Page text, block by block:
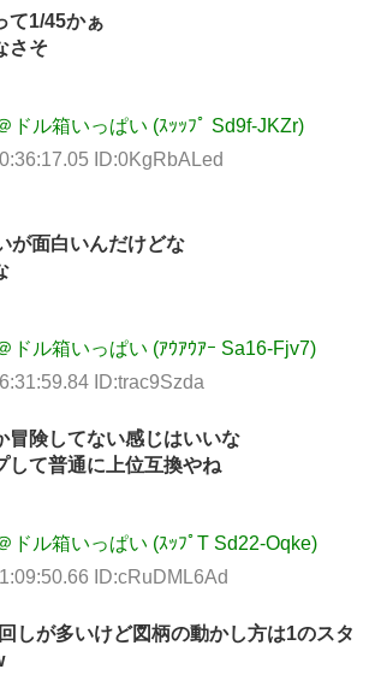
て1/45かぁ
さそ
ドル箱いっぱい (ｽｯｯﾌﾟ Sd9f-JKZr)
ID:0KgRbALed
が面白いんだけどな
ドル箱いっぱい (ｱｳｱｳｱｰ Sa16-Fjv7)
ID:trac9Szda
冒険してない感じはいいな
して普通に上位互換やね
ドル箱いっぱい (ｽｯﾌﾟT Sd22-Oqke)
ID:cRuDML6Ad
しが多いけど図柄の動かし方は1のスタ